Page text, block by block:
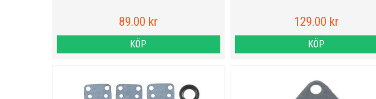
89.00 kr
KÖP
129.00 kr
KÖP